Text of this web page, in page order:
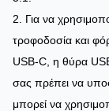
2. Για να
τροφοδοσία και
USB-C, η θύρα
σας πρέπει να
μπορεί να